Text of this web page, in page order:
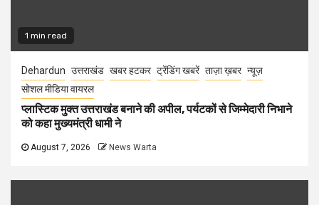
1 min read
Dehardun उत्तराखंड खबर हटकर ट्रेंडिंग खबरें ताज़ा ख़बर न्यूज़
सोशल मीडिया वायरल
प्लास्टिक मुक्त उत्तराखंड बनाने की अपील, पर्यटकों से जिम्मेदारी निभाने
को कहा मुख्यमंत्री धामी ने
August 7, 2026 News Warta